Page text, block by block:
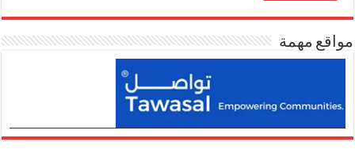
مواقع مهمة